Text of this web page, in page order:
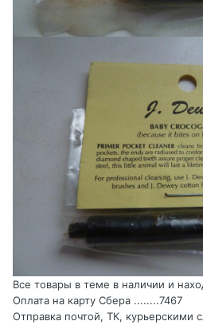
Все товары в теме в наличии и
Оплата на карту Сбера ........7467
Отправка почтой, ТК, курьерскими